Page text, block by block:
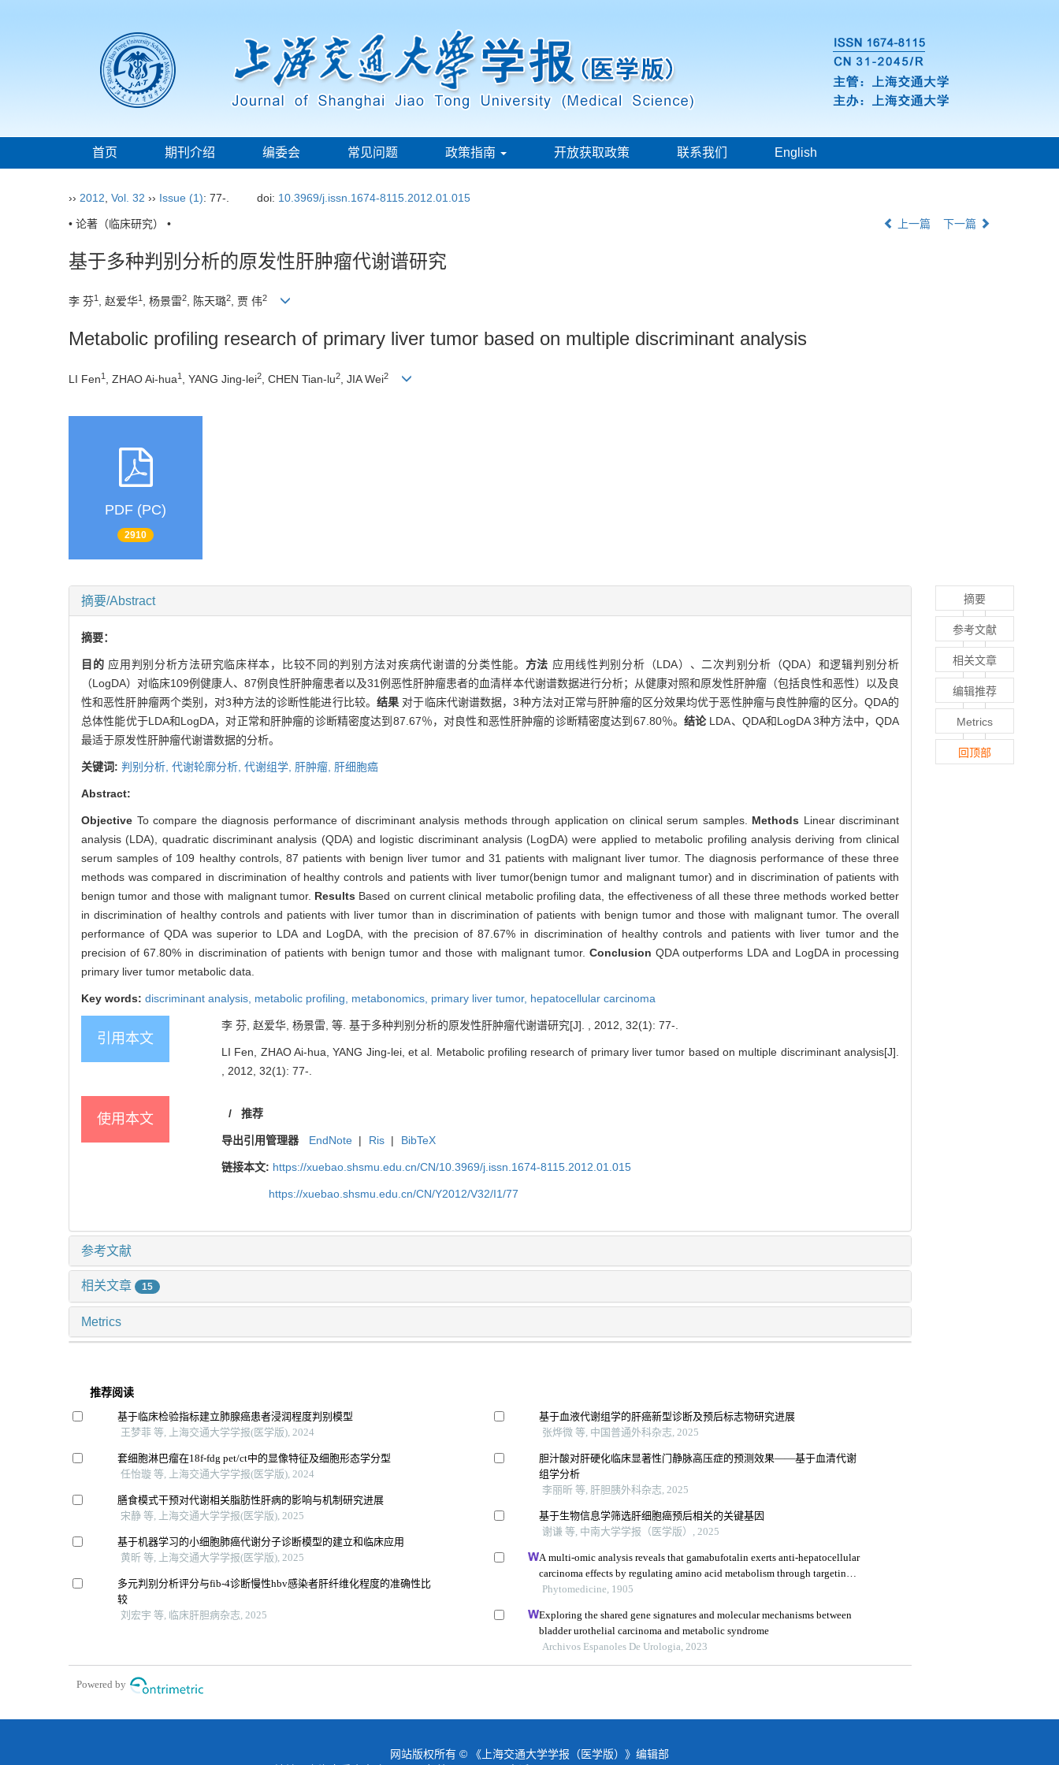
首页 期刊介绍 编委会 常见问题 政策指南 开放获取政策 联系我们 English
›› 2012 Vol. 32 ›› Issue (1): 77-. doi: 10.3969/j.issn.1674-8115.2012.01.015
• 论著（临床研究） • 上一篇 下一篇
基于多种判别分析的原发性肝肿瘤代谢谱研究
李 芬1 , 赵爱华1 , 杨景雷2, 陈天璐2, 贾 伟2
Metabolic profiling research of primary liver tumor based on multiple discriminant analysis
LI Fen1 , ZHAO Ai-hua1 , YANG Jing-lei2 , CHEN Tian-lu2 , JIA Wei2
PDF (PC)
2910
摘要/Abstract
摘要：
目的 应用判别分析方法研究临床样本，比较不同的判别方法对疾病代谢谱的分类性能。 方法 应用线性判别分析（LDA）、二次判别分析（QDA）和逻辑判别分析
（LogDA）对临床109例健康人、87例良性肝肿瘤患者以及31例恶性肝肿瘤患者的血清样本代谢谱数据进行分析；从健康对照和原发性肝肿瘤（包括良性和恶性）以及良
性和恶性肝肿瘤两个类别，对3种方法的诊断性能进行比较。 结果 对于临床代谢谱数据，3种方法对正常与肝肿瘤的区分效果均优于恶性肿瘤与良性肿瘤的区分。QDA的
总体性能优于LDA和LogDA，对正常和肝肿瘤的诊断精密度达到87.67％，对良性和恶性肝肿瘤的诊断精密度达到67.80％。 结论 LDA、QDA和LogDA 3种方法中，QDA
最适于原发性肝肿瘤代谢谱数据的分析。
关键词: 判别分析, 代谢轮廓分析, 代谢组学, 肝肿瘤, 肝细胞癌
Abstract:
Objective To compare the diagnosis performance of discriminant analysis methods through application on clinical serum samples. Methods Linear discriminant
analysis (LDA), quadratic discriminant analysis (QDA) and logistic discriminant analysis (LogDA) were applied to metabolic profiling analysis deriving from clinical
serum samples of 109 healthy controls, 87 patients with benign liver tumor and 31 patients with malignant liver tumor. The diagnosis performance of these three
methods was compared in discrimination of healthy controls and patients with liver tumor(benign tumor and malignant tumor) and in discrimination of patients with
benign tumor and those with malignant tumor. Results Based on current clinical metabolic profiling data, the effectiveness of all these three methods worked better
in discrimination of healthy controls and patients with liver tumor than in discrimination of patients with benign tumor and those with malignant tumor. The overall
performance of QDA was superior to LDA and LogDA, with the precision of 87.67% in discrimination of healthy controls and patients with liver tumor and the
precision of 67.80% in discrimination of patients with benign tumor and those with malignant tumor.ConclusionQDA outperforms LDA and LogDA in processing
primary liver tumor metabolic data.
Key words: discriminant analysis, metabolic profiling, metabonomics, primary liver tumor, hepatocellular carcinoma
引用本文
李 芬, 赵爱华, 杨景雷, 等. 基于多种判别分析的原发性肝肿瘤代谢谱研究[J]. , 2012, 32(1): 77-.
LI Fen, ZHAO Ai-hua, YANG Jing-lei, et al. Metabolic profiling research of primary liver tumor based on multiple discriminant analysis[J].
, 2012, 32(1): 77-.
使用本文 / 推荐
导出引用管理器 EndNote | Ris | BibTeX
链接本文: https://xuebao.shsmu.edu.cn/CN/10.3969/j.issn.1674-8115.2012.01.015
https://xuebao.shsmu.edu.cn/CN/Y2012/V32/I1/77
参考文献
相关文章 15
Metrics
推荐阅读
基于临床检验指标建立肺腺癌患者浸润程度判别模型
王梦菲 等, 上海交通大学学报(医学版), 2024
套细胞淋巴瘤在18f-fdg pet/ct中的显像特征及细胞形态学分型
任怡璇 等, 上海交通大学学报(医学版), 2024
膳食模式干预对代谢相关脂肪性肝病的影响与机制研究进展
宋静 等, 上海交通大学学报(医学版), 2025
基于机器学习的小细胞肺癌代谢分子诊断模型的建立和临床应用
黄昕 等, 上海交通大学学报(医学版), 2025
多元判别分析评分与fib-4诊断慢性hbv感染者肝纤维化程度的准确性比
较
刘宏宇 等, 临床肝胆病杂志, 2025
基于血液代谢组学的肝癌新型诊断及预后标志物研究进展
张烨微 等, 中国普通外科杂志, 2025
胆汁酸对肝硬化临床显著性门静脉高压症的预测效果——基于血清代谢
组学分析
李丽昕 等, 肝胆胰外科杂志, 2025
基于生物信息学筛选肝细胞癌预后相关的关键基因
谢谦 等, 中南大学学报（医学版）, 2025
A multi-omic analysis reveals that gamabufotalin exerts anti-hepatocellular
carcinoma effects by regulating amino acid metabolism through targeting
stambpl1
Phytomedicine, 1905
Exploring the shared gene signatures and molecular mechanisms between
bladder urothelial carcinoma and metabolic syndrome
Archivos Espanoles De Urologia, 2023
Powered by
摘要
参考文献
相关文章
编辑推荐
Metrics
回顶部
网站版权所有 © 《上海交通大学学报（医学版）》编辑部